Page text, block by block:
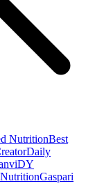
NutritionBest
Daily
DY
Gaspari